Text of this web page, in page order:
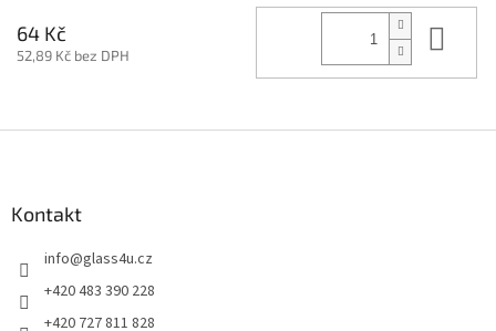
64 Kč
52,89 Kč bez DPH
Kontakt
info@glass4u.cz
+420 483 390 228
+420 727 811 828